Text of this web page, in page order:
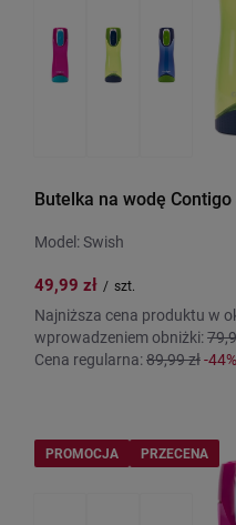
Butelka na wodę
Model: Swish
49,99 zł / szt.
Najniższa cena produktu w
wprowadzeniem obniżki:
Cena regularna:89,99 zł-44%
PROMOCJA PRZECENA